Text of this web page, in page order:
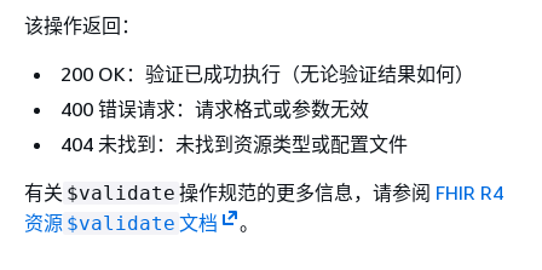
该操作返回：
200 OK：验证已成功执行（无论验证结果如何）
400 错误请求：请求格式或参数无效
404 未找到：未找到资源类型或配置文件
有关 $validate 操作规范的更多信息，请参阅 FHIR R4
资源 $validate 文档 。